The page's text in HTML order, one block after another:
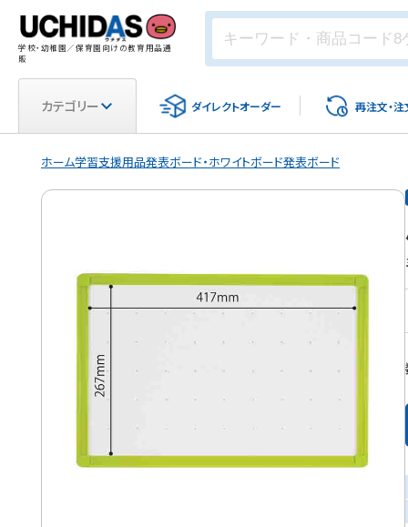
学校・幼稚園／保育園向けの教育用品通
販
カテゴリー ダイレクトオーダー 再注文・注
ホーム学習支援用品発表ボード・ホワイトボード発表ボード